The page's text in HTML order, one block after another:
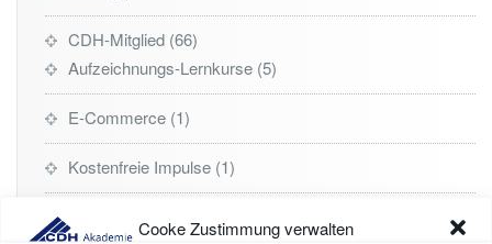
Cooke Zustimmung verwalten
CDH-Mitglied 66
Aufzeichnungs-Lernkurse 5
E-Commerce 1
Kostenfreie Impulse 1